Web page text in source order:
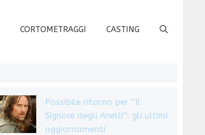
CORTOMETRAGGI CASTING
Possibile ritorno per “Il
Signore degli Anelli”: gli ultimi
aggiornamenti